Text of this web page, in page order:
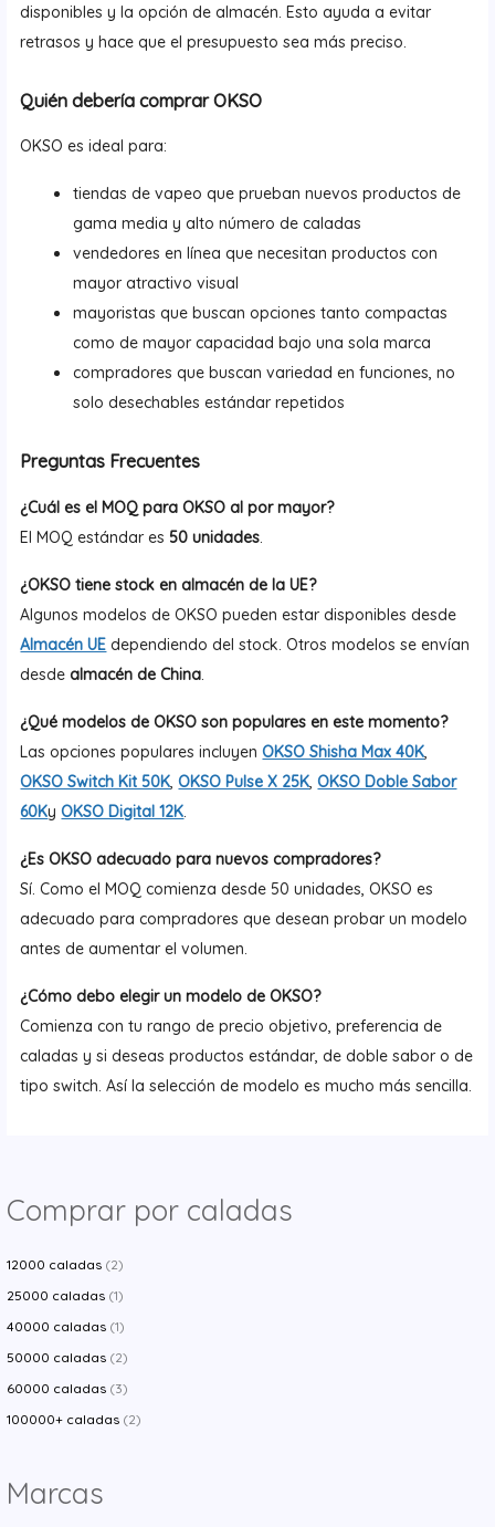
Comprar por caladas
12000 caladas (2)
25000 caladas (1)
40000 caladas (1)
50000 caladas (2)
60000 caladas (3)
100000+ caladas (2)
Marcas
disponibles y la opción de almacén. Esto ayuda a evitar
retrasos y hace que el presupuesto sea más preciso.
Quién debería comprar OKSO
OKSO es ideal para:
tiendas de vapeo que prueban nuevos productos de
gama media y alto número de caladas
vendedores en línea que necesitan productos con
mayor atractivo visual
mayoristas que buscan opciones tanto compactas
como de mayor capacidad bajo una sola marca
compradores que buscan variedad en funciones, no
solo desechables estándar repetidos
Preguntas Frecuentes
¿Cuál es el MOQ para OKSO al por mayor?
El MOQ estándar es 50 unidades.
¿OKSO tiene stock en almacén de la UE?
Algunos modelos de OKSO pueden estar disponibles desde
Almacén UE dependiendo del stock. Otros modelos se envían
desdealmacén de China.
¿Qué modelos de OKSO son populares en este momento?
Las opciones populares incluyenOKSO Shisha Max 40K,
OKSO Switch Kit 50K,OKSO Pulse X 25K,OKSO Doble Sabor
60KyOKSO Digital 12K.
¿Es OKSO adecuado para nuevos compradores?
Sí. Como el MOQ comienza desde 50 unidades, OKSO es
adecuado para compradores que desean probar un modelo
antes de aumentar el volumen.
¿Cómo debo elegir un modelo de OKSO?
Comienza con tu rango de precio objetivo, preferencia de
caladas y si deseas productos estándar, de doble sabor o de
tipo switch. Así la selección de modelo es mucho más sencilla.